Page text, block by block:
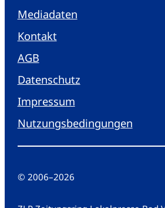
Mediadaten
Kontakt
AGB
Datenschutz
Impressum
Nutzungsbedingungen
© 2006–2026